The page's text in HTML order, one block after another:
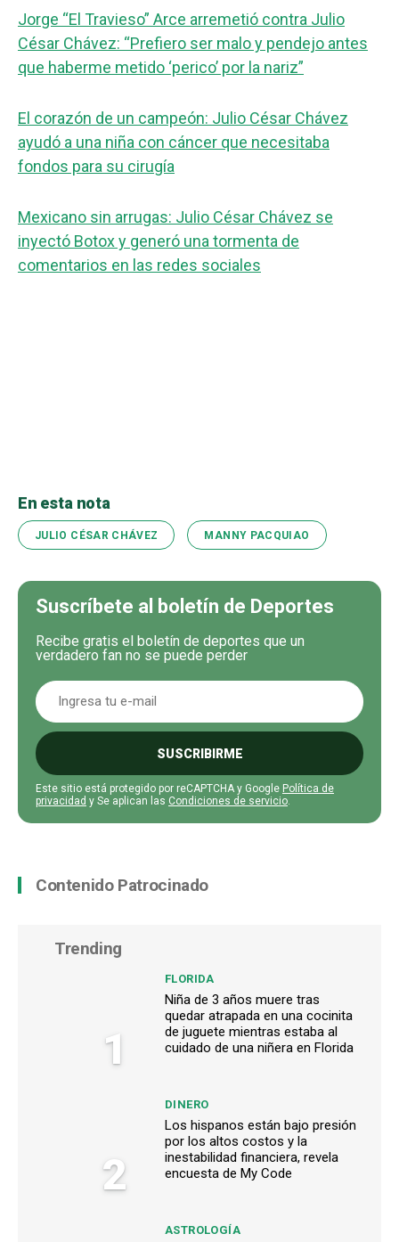
Jorge “El Travieso” Arce arremetió contra Julio
César Chávez: “Prefiero ser malo y pendejo antes
que haberme metido ‘perico’ por la nariz”
El corazón de un campeón: Julio César Chávez
ayudó a una niña con cáncer que necesitaba
fondos para su cirugía
Mexicano sin arrugas: Julio César Chávez se
inyectó Botox y generó una tormenta de
comentarios en las redes sociales
En esta nota
JULIO CÉSAR CHÁVEZ MANNY PACQUIAO
Suscríbete al boletín de Deportes
Recibe gratis el boletín de deportes que un
verdadero fan no se puede perder
SUSCRIBIRME
Este sitio está protegido por reCAPTCHA y Google Política de
privacidad y Se aplican las Condiciones de servicio.
Contenido Patrocinado
Trending
1
FLORIDA
Niña de 3 años muere tras
quedar atrapada en una cocinita
de juguete mientras estaba al
cuidado de una niñera en Florida
2
DINERO
Los hispanos están bajo presión
por los altos costos y la
inestabilidad financiera, revela
encuesta de My Code
ASTROLOGÍA